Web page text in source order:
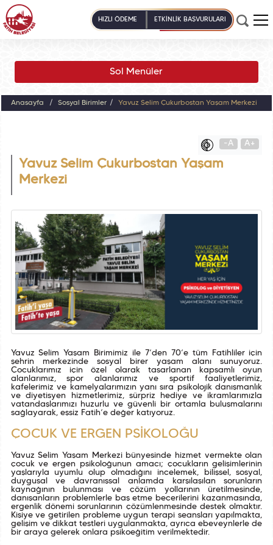
HIZLI ÖDEME ETKİNLİK BAŞVURULARI
Sol Menüler
Anasayfa Sosyal Birimler Yavuz Selim Çukurbostan Yaşam Merkezi
-A A+
Yavuz Selim Çukurbostan Yaşam
Merkezi
Yavuz Selim Yaşam Birimimiz ile 7’den 70’e tüm Fatihliler için
şehrin merkezinde sosyal birer yaşam alanı sunuyoruz.
Çocuklarımız için özel olarak tasarlanan kapsamlı oyun
alanlarımız, spor alanlarımız ve sportif faaliyetlerimiz,
kafelerimiz ve kamelyalarımızın yanı sıra psikolojik danışmanlık
ve diyetisyen hizmetlerimiz, sürpriz hediye ve ikramlarımızla
vatandaşlarımızı huzurlu ve güvenli bir ortamla buluşmalarını
sağlayarak, eşsiz Fatih’e değer katıyoruz.
ÇOCUK VE ERGEN PSİKOLOĞU
Yavuz Selim Yaşam Merkezi bünyesinde hizmet vermekte olan
çocuk ve ergen psikoloğunun amacı; çocukların gelişimlerinin
yaşlarıyla uyumlu olup olmadığını incelemek, bilişsel, sosyal,
duygusal ve davranışsal anlamda karşılaşılan sorunların
kaynağının bulunması ve çözüm yollarının üretilmesinde,
danışanların problemlerle baş etme becerilerini kazanmasında,
ergenlik dönemi sorunlarının çözümlenmesinde destek olmaktır.
Kişiye ve getirilen probleme uygun terapi seansları yapılmakta,
gelişim ve dikkat testleri uygulanmakta, ayrıca ebeveynlerle de
bir araya gelerek onlara psikoeğitim verilmektedir.